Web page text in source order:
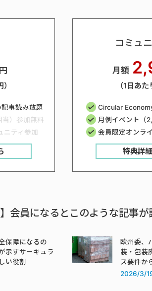
円
事読み放題
）参加無料
ニティ参加
コミュ
月額
（1日あ
Circular
月例イベント（
会員限定オンラ
特典詳
会員になるとこのような記事が
保障になるの
示すサーキュラ
い役割
欧州委、
装・包装
ス要件か
2026/3/